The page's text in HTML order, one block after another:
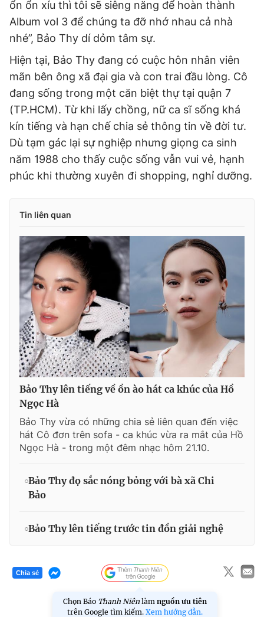
ổn ổn xíu thì tôi sẽ siêng năng để hoàn thành
Album vol 3 để chúng ta đỡ nhớ nhau cả nhà
nhé”, Bảo Thy dí dỏm tâm sự.
Hiện tại, Bảo Thy đang có cuộc hôn nhân viên
mãn bên ông xã đại gia và con trai đầu lòng. Cô
đang sống trong một căn biệt thự tại quận 7
(TP.HCM). Từ khi lấy chồng, nữ ca sĩ sống khá
kín tiếng và hạn chế chia sẻ thông tin về đời tư.
Dù tạm gác lại sự nghiệp nhưng giọng ca sinh
năm 1988 cho thấy cuộc sống vẫn vui vẻ, hạnh
phúc khi thường xuyên đi shopping, nghỉ dưỡng.
Tin liên quan
Bảo Thy lên tiếng về ồn ào hát ca khúc của Hồ
Ngọc Hà
Bảo Thy vừa có những chia sẻ liên quan đến việc
hát Cô đơn trên sofa - ca khúc vừa ra mắt của Hồ
Ngọc Hà - trong một đêm nhạc hôm 21.10.
Bảo Thy đọ sắc nóng bỏng với bà xã Chi
Bảo
Bảo Thy lên tiếng trước tin đồn giải nghệ
Chia sẻ
Chọn Báo Thanh Niên làm nguồn ưu tiên
trên Google tìm kiếm. Xem hướng dẫn.